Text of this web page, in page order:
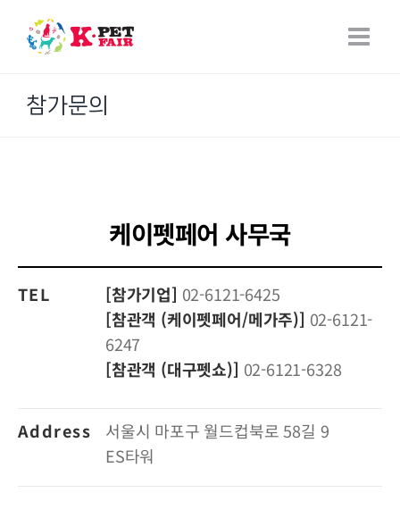
content
참가문의
케이펫페어 사무국
TEL [참가기업] 02-6121-6425
[참관객 (케이펫페어/메가주)] 02-6121-
6247
[참관객 (대구펫쇼)] 02-6121-6328
Address
서울시 마포구 월드컵북로 58길 9
ES타워